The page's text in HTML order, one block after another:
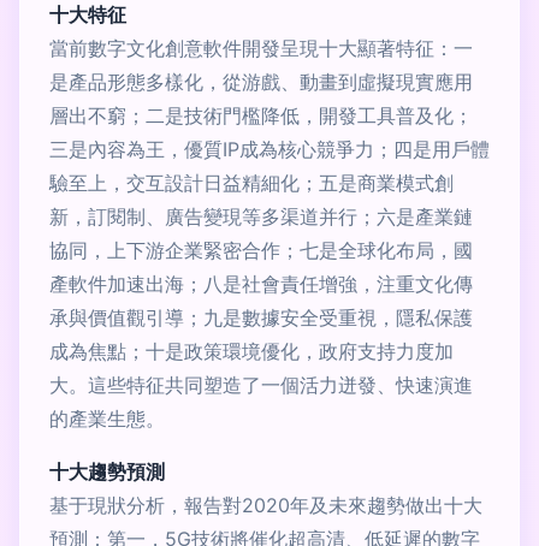
十大特征
當前數字文化創意軟件開發呈現十大顯著特征：一
是產品形態多樣化，從游戲、動畫到虛擬現實應用
層出不窮；二是技術門檻降低，開發工具普及化；
三是內容為王，優質IP成為核心競爭力；四是用戶體
驗至上，交互設計日益精細化；五是商業模式創
新，訂閱制、廣告變現等多渠道并行；六是產業鏈
協同，上下游企業緊密合作；七是全球化布局，國
產軟件加速出海；八是社會責任增強，注重文化傳
承與價值觀引導；九是數據安全受重視，隱私保護
成為焦點；十是政策環境優化，政府支持力度加
大。這些特征共同塑造了一個活力迸發、快速演進
的產業生態。
十大趨勢預測
基于現狀分析，報告對2020年及未來趨勢做出十大
預測：第一，5G技術將催化超高清、低延遲的數字